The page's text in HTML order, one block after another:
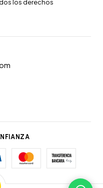
los derechos